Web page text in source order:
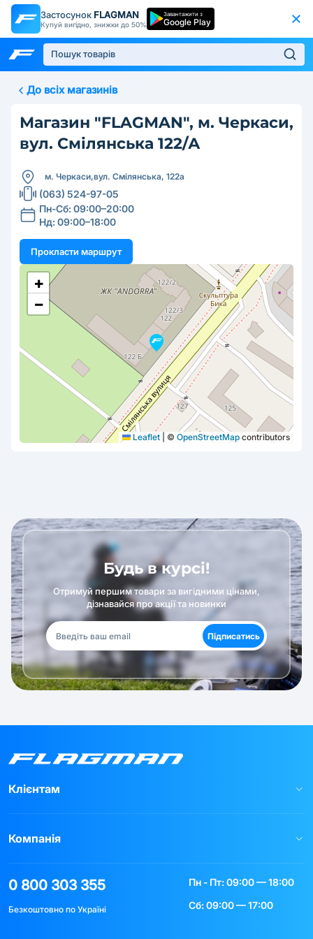
Застосунок FLAGMAN
Купуй вигідно, знижки до 50%
Завантажити з
Google Play
До всіх магазинів
Магазин "FLAGMAN", м. Черкаси,
вул. Смілянська 122/А
м. Черкаси,вул. Смілянська, 122а
(063) 524-97-05
Пн-Сб: 09:00–20:00
Нд: 09:00–18:00
Прокласти маршрут
+
−
Leaflet © OpenStreetMap contributors
Будь в курсі!
Отримуй першим товари за вигідними цінами,
дізнавайся про акції та новинки
Підписатись
Клієнтам
Компанія
0 800 303 355
Безкоштовно по Україні
Пн - Пт: 09:00 — 18:00
Сб: 09:00 — 17:00